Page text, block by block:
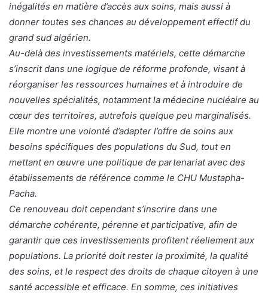
inégalités en matière d’accès aux soins, mais aussi à
donner toutes ses chances au développement effectif du
grand sud algérien.
Au-delà des investissements matériels, cette démarche
s’inscrit dans une logique de réforme profonde, visant à
réorganiser les ressources humaines et à introduire de
nouvelles spécialités, notamment la médecine nucléaire au
cœur des territoires, autrefois quelque peu marginalisés.
Elle montre une volonté d’adapter l’offre de soins aux
besoins spécifiques des populations du Sud, tout en
mettant en œuvre une politique de partenariat avec des
établissements de référence comme le CHU Mustapha-
Pacha.
Ce renouveau doit cependant s’inscrire dans une
démarche cohérente, pérenne et participative, afin de
garantir que ces investissements profitent réellement aux
populations. La priorité doit rester la proximité, la qualité
des soins, et le respect des droits de chaque citoyen à une
santé accessible et efficace. En somme, ces initiatives